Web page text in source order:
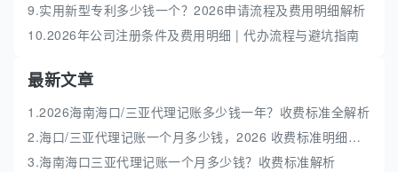
9.实用新型专利多少钱一个？2026申请流程及费用明细解析
10.2026年公司注册条件及费用明细 | 代办流程与避坑指南
最新文章
1.2026海南海口/三亚代理记账多少钱一年？收费标准全解析
2.海口/三亚代理记账一个月多少钱，2026 收费标准明细解析
3.海南海口三亚代理记账一个月多少钱？收费标准解析